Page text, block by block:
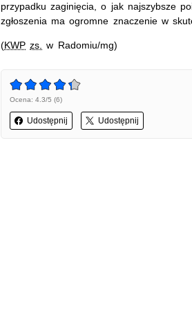
przypadku zaginięcia, o jak najszybsze
zgłoszenia ma ogromne znaczenie w
(KWP zs. w Radomiu/mg)
Ocena: 4.3/5 (6)
Udostępnij Udostępnij